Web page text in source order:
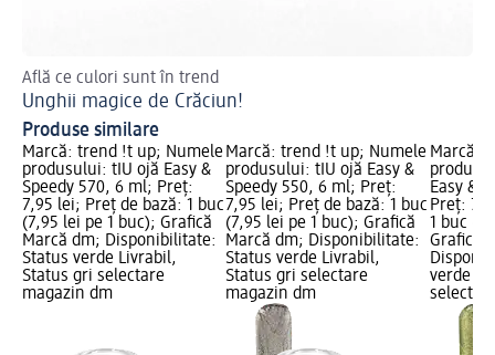
Află ce culori sunt în trend
Unghii magice de Crăciun!
Produse similare
Marcă: trend !t up; Numele
produsului: tIU ojă Easy &
Speedy 570, 6 ml; Preț:
7,95 lei; Preț de bază: 1 buc
(7,95 lei pe 1 buc); Grafică
Marcă dm; Disponibilitate:
Status verde Livrabil,
Status gri selectare
magazin dm
Marcă: trend !t up; Numele
produsului: tIU ojă Easy &
Speedy 550, 6 ml; Preț:
7,95 lei; Preț de bază: 1 buc
(7,95 lei pe 1 buc); Grafică
Marcă dm; Disponibilitate:
Status verde Livrabil,
Status gri selectare
magazin dm
Marcă:
Easy &
Preț:
1 buc
Grafică
verde